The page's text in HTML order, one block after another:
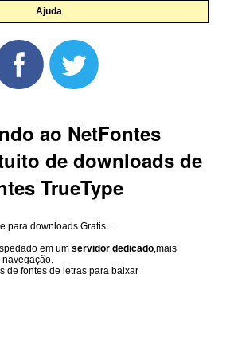
Ajuda
ao NetFontes
de downloads de
TrueType
para downloads Gratis...
em um servidor dedicado,mais
de fontes de letras para baixar